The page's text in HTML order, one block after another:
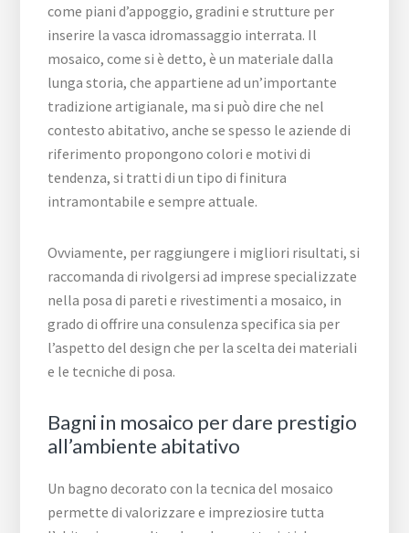
come piani d’appoggio, gradini e strutture per
inserire la vasca idromassaggio interrata. Il
mosaico, come si è detto, è un materiale dalla
lunga storia, che appartiene ad un’importante
tradizione artigianale, ma si può dire che nel
contesto abitativo, anche se spesso le aziende di
riferimento propongono colori e motivi di
tendenza, si tratti di un tipo di finitura
intramontabile e sempre attuale.
Ovviamente, per raggiungere i migliori risultati, si
raccomanda di rivolgersi ad imprese specializzate
nella posa di pareti e rivestimenti a mosaico, in
grado di offrire una consulenza specifica sia per
l’aspetto del design che per la scelta dei materiali
e le tecniche di posa.
Bagni in mosaico per dare prestigio
all’ambiente abitativo
Un bagno decorato con la tecnica del mosaico
permette di valorizzare e impreziosire tutta